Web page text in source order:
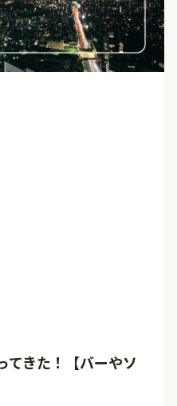
てきた！【バーやソ